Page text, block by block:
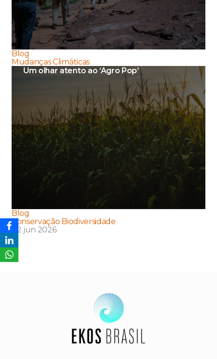
Blog
Mudanças Climáticas
Um olhar atento ao ‘Agro Pop’
Blog
Conservação Biodiversidade
02 jun 2026